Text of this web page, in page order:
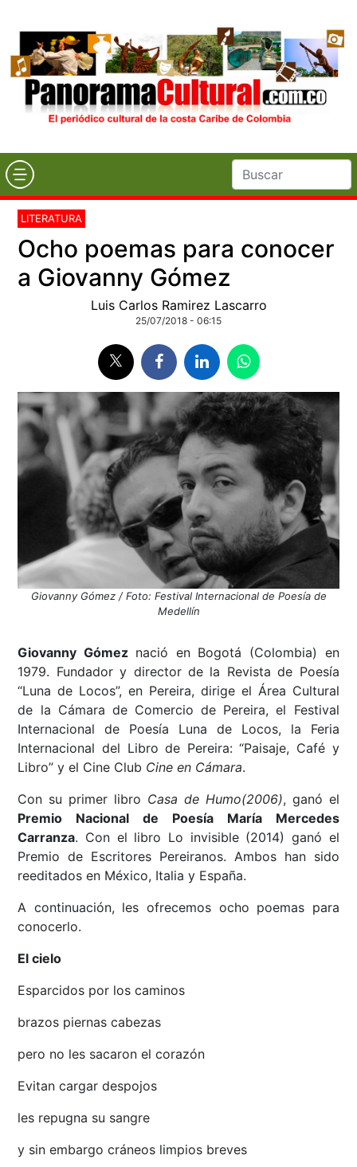
LITERATURA
Ocho poemas para conocer
a Giovanny Gómez
Luis Carlos Ramirez Lascarro
25/07/2018 - 06:15
Giovanny Gómez / Foto: Festival Internacional de Poesía de
Medellín
Giovanny Gómez nació en Bogotá (Colombia) en
1979. Fundador y director de la Revista de Poesía
“Luna de Locos”, en Pereira, dirige el Área Cultural
de la Cámara de Comercio de Pereira, el Festival
Internacional de Poesía Luna de Locos, la Feria
Internacional del Libro de Pereira: “Paisaje, Café y
Libro” y el Cine Club Cine en Cámara.
Con su primer libro Casa de Humo(2006), ganó el
Premio Nacional de Poesía María Mercedes
Carranza. Con el libro Lo invisible (2014) ganó el
Premio de Escritores Pereiranos. Ambos han sido
reeditados en México, Italia y España.
A continuación, les ofrecemos ocho poemas para
conocerlo.
El cielo
Esparcidos por los caminos
brazos piernas cabezas
pero no les sacaron el corazón
Evitan cargar despojos
les repugna su sangre
y sin embargo cráneos limpios breves